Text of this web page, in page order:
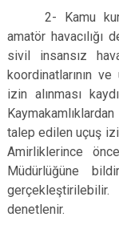
2- Kamu
amatör havacılığı
sivil insansız
koordinatlarının
izin alınması
talep edilen uçuş
Amirliklerince
Müdürlüğüne
denetlenir.